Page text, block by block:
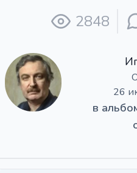
2848
26
в